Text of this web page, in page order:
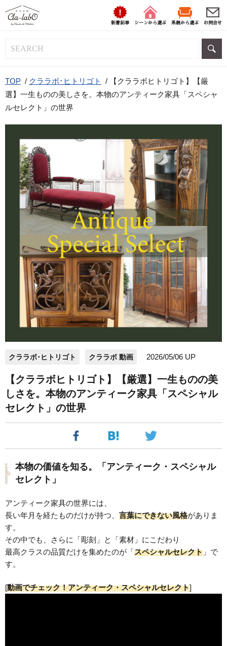
新着記事 シーンから選ぶ 系統から選ぶ お問合せ
TOP / クララボ･ヒトリゴト /
【クララボヒトリゴト】【厳
選】一生ものの美しさを。本物のアンティーク家具「スペシャ
ルセレクト」の世界
クララボ･ヒトリゴト クララボ 動画 2026/05/06 UP
【クララボヒトリゴト】【厳選】一生ものの美
しさを。本物のアンティーク家具「スペシャル
セレクト」の世界
本物の価値を知る。「アンティーク・スペシャル
セレクト」
アンティーク家具の世界には、
長い年月を経たものだけが持つ、 言葉にできない風格がありま
す。
その中でも、さらに「彫刻」と「素材」にこだわり
最高クラスの品質だけを集めたのが「スペシャルセレクト 」で
す。
[動画でチェック！アンティーク・スペシャルセレクト]